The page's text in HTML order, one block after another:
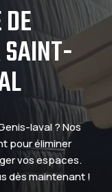
SAINT-
laval ? Nos
pour éliminer
vos espaces.
dès maintenant !